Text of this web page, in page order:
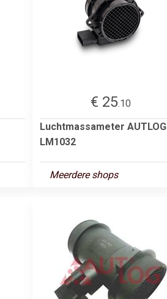
€ 25.10
Luchtmassameter AUTLOG
LM1032
Meerdere shops